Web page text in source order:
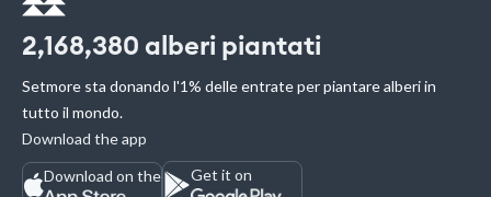
2,168,380 alberi piantati
Setmore sta donando l'1% delle entrate per piantare alberi in
tutto il mondo.
Download the app
Download on the
Get it on